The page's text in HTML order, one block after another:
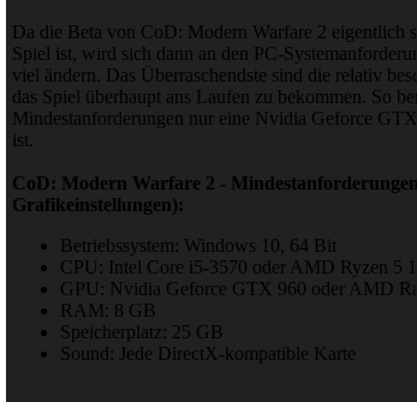
Da die Beta von CoD: Modern Warfare 2 eigentlich
Spiel ist, wird sich dann an den PC-
viel ändern. Das Überraschendste sind die relativ
das Spiel überhaupt ans Laufen zu bekommen. So
Mindestanforderungen nur eine Nvidia Geforce
ist.
CoD: Modern Warfare 2 -
Grafikeinstellungen):
Betriebssystem: Windows 10, 64 Bit
CPU: Intel Core i5-3570 oder AMD Ryzen 5
GPU: Nvidia Geforce GTX 960 oder AMD
RAM: 8 GB
Speicherplatz: 25 GB
Sound: Jede DirectX-kompatible Karte